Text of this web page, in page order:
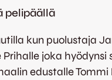
pelipäällä
kun puolustaja
joka
edustalle